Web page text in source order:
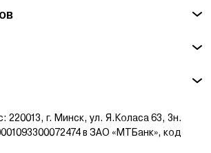
220013, г. Минск, ул. Я.Коласа 63, 3н.
в ЗАО «МТБанк», код